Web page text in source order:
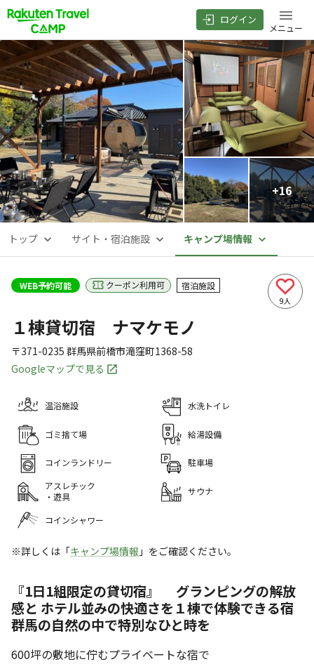
ログイン
メニュー
+16
トップ サイト・宿泊施設 キャンプ場情報
WEB予約可能 クーポン利用可 宿泊施設
9人
１棟貸切宿 ナマケモノ
〒371-0235 群馬県前橋市滝窪町1368-58
Googleマップで見る
温浴施設 水洗トイレ
ゴミ捨て場 給湯設備
コインランドリー
駐車場
アスレチック
・遊具
サウナ
コインシャワー
※詳しくは「キャンプ場情報 」をご確認ください。
『1日1組限定の貸切宿』 グランピングの解放
感と ホテル並みの快適さを１棟で体験できる宿
群馬の自然の中で特別なひと時を
600坪の敷地に佇むプライベートな宿で